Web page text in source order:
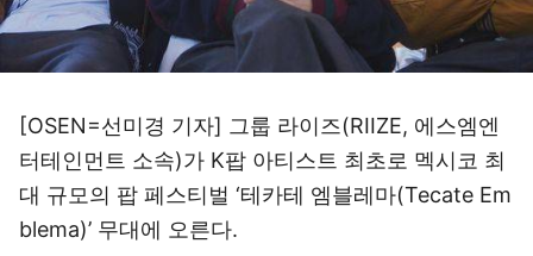
[OSEN=선미경 기자] 그룹 라이즈(RIIZE, 에스엠엔
터테인먼트 소속)가 K팝 아티스트 최초로 멕시코 최
대 규모의 팝 페스티벌 ‘테카테 엠블레마(Tecate Em
blema)’ 무대에 오른다.